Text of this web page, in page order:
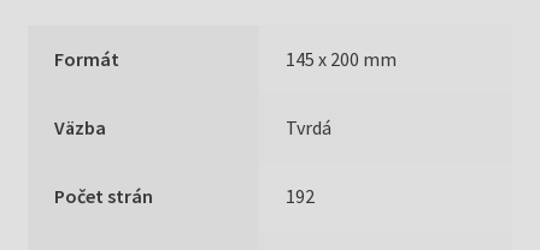
Formát 145 x 200 mm
Väzba Tvrdá
Počet strán 192